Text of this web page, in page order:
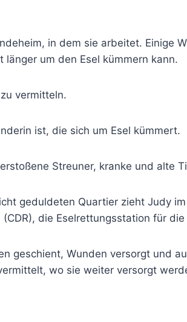
in dem sie arbeitet. Einige
um den Esel kümmern kann.
vermitteln.
ist, die sich um Esel kümmert.
Streuner, kranke und alte
geduldeten Quartier zieht Judy
die Eselrettungsstation für
geschient, Wunden versorgt und
wo sie weiter versorgt